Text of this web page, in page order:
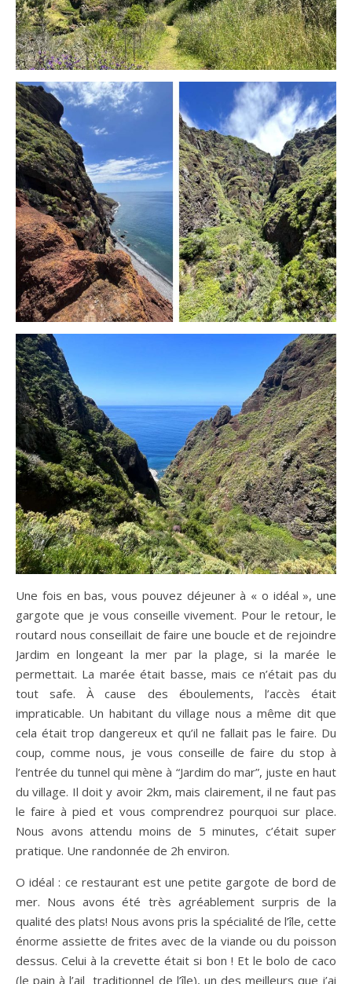
Une fois en bas, vous pouvez déjeuner à « o idéal », une
gargote que je vous conseille vivement. Pour le retour, le
routard nous conseillait de faire une boucle et de rejoindre
Jardim en longeant la mer par la plage, si la marée le
permettait. La marée était basse, mais ce n’était pas du
tout safe. À cause des éboulements, l’accès était
impraticable. Un habitant du village nous a même dit que
cela était trop dangereux et qu’il ne fallait pas le faire. Du
coup, comme nous, je vous conseille de faire du stop à
l’entrée du tunnel qui mène à “Jardim do mar”, juste en haut
du village. Il doit y avoir 2km, mais clairement, il ne faut pas
le faire à pied et vous comprendrez pourquoi sur place.
Nous avons attendu moins de 5 minutes, c’était super
pratique. Une randonnée de 2h environ.
O idéal : ce restaurant est une petite gargote de bord de
mer. Nous avons été très agréablement surpris de la
qualité des plats! Nous avons pris la spécialité de l’île, cette
énorme assiette de frites avec de la viande ou du poisson
dessus. Celui à la crevette était si bon ! Et le bolo de caco
(le pain à l’ail traditionnel de l’île), un des meilleurs que j’ai